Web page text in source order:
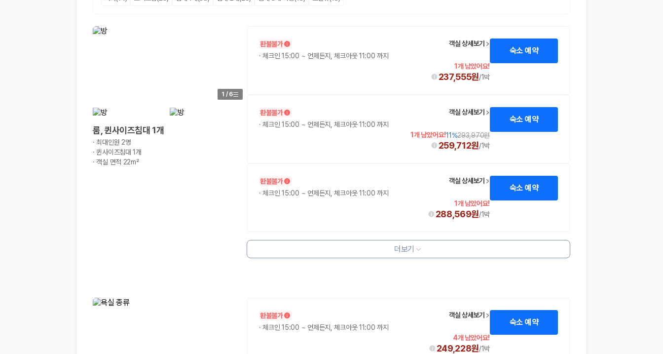
혼자 또는 2인 여행에 적합하며 제주 렌트카 최저가를 찾는 사용자가 가장 먼저 비교하는 차종입니다.
가족 여행, 짐이 많은 여행, 장거리 이동에 적합하며 보험 조건과 차량 연식을 함께 비교하는 것이 좋습니다.
단체 여행이나 4인 이상 가족 여행에 적합하며 인원수, 짐 공간, 보험 조건을 함께 확인해야 합니다.
제주렌트카 보험까지 비교해야 진짜 가격비교입니다
동일한 차량이라도 보험 조건에 따라 실제 부담 금액이 달라질 수 있습니다. 카모아는 제주 렌트카 가격뿐 아니라 일반자차, 완전자차, 슈퍼자차 조건을 함께 확인할 수 있도록 돕습니다.
사고 발생 시 일정 금액의 면책금이 발생할 수 있습니다.
1 / 6
룸, 퀸사이즈침대 1개
·최대인원 2명
·퀸사이즈침대 1개
·객실 면적 22m²
환불불가
객실 상세보기
·체크인 15:00 ~ 언제든지, 체크아웃 11:00 까지
1개 남았어요!
237,555원/1박
숙소 예약
환불불가
객실 상세보기
·체크인 15:00 ~ 언제든지, 체크아웃 11:00 까지
1개 남았어요!11%293,970원
259,712원/1박
숙소 예약
환불불가
객실 상세보기
·체크인 15:00 ~ 언제든지, 체크아웃 11:00 까지
1개 남았어요!
288,569원/1박
숙소 예약
더보기
환불불가
객실 상세보기
·체크인 15:00 ~ 언제든지, 체크아웃 11:00 까지
4개 남았어요!
249,228원/1박
숙소 예약